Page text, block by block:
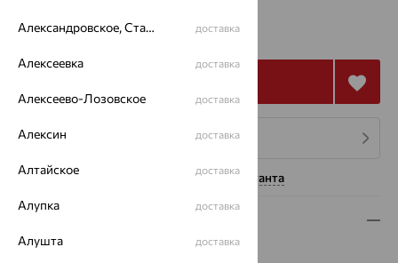
53 718₽ 149 218 ₽
4 платежа по 13 430₽
Нужна помощь консультанта
Александровское, Ставропольский край доставка
Алексеевка доставка
Алексеево-Лозовское доставка
Алексин доставка
Алтайское доставка
Алупка доставка
Алушта доставка